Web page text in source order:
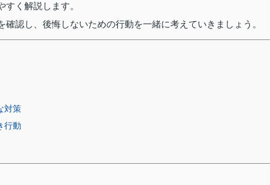
く解説します。
認し、後悔しないための行動を一緒に考えていきましょう。
対策
行動